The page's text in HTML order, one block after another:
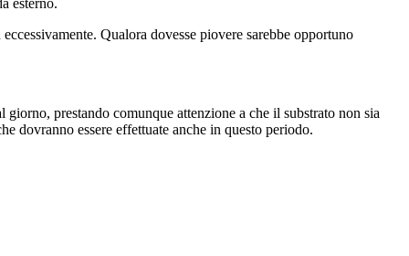
Qualora dovesse piovere sarebbe opportuno
prestando comunque attenzione a che il substrato non sia
dovranno essere effettuate anche in questo periodo.